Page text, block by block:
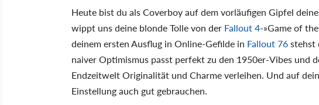
Heute bist du als Coverboy auf dem vorläufigen Gipfel
wippt uns deine blonde Tolle von der Fallout 4-»Game of
deinem ersten Ausflug in Online-Gefilde in Fallout 76stehst
naiver Optimismus passt perfekt zu den 1950er-Vibes und
Endzeitwelt Originalität und Charme verleihen. Und auf
Einstellung auch gut gebrauchen.